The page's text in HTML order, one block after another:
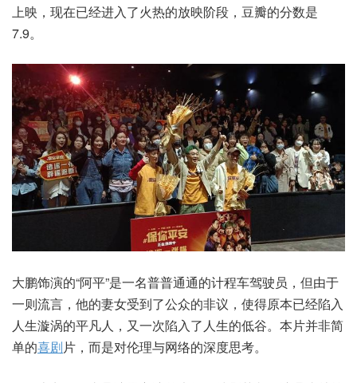
上映，现在已经进入了火热的放映阶段，豆瓣的分数是
7.9。
大鹏饰演的“阿平”是一名普普通通的计程车驾驶员，但由于
一则流言，他的妻女受到了公众的非议，使得原本已经陷入
人生漩涡的平凡人，又一次陷入了人生的低谷。本片并非简
单的喜剧片，而是对伦理与网络的深度思考。